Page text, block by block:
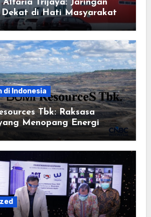
Alfaria Trijaya: Jaringan
di Hati Masyarakat
di Indonesia
Tbk: Raksasa
Menopang Energi